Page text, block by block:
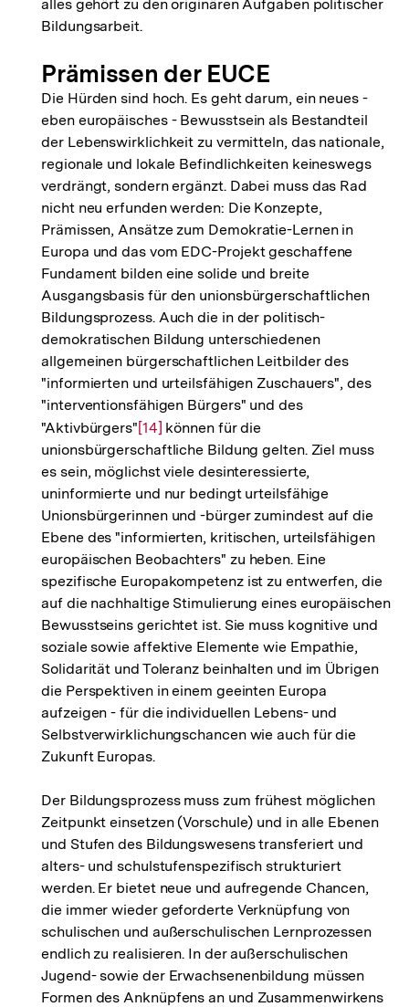
alles gehört zu den originären Aufgaben politischer
Bildungsarbeit.
Prämissen der EUCE
Die Hürden sind hoch. Es geht darum, ein neues -
eben europäisches - Bewusstsein als Bestandteil
der Lebenswirklichkeit zu vermitteln, das nationale,
regionale und lokale Befindlichkeiten keineswegs
verdrängt, sondern ergänzt. Dabei muss das Rad
nicht neu erfunden werden: Die Konzepte,
Prämissen, Ansätze zum Demokratie-Lernen in
Europa und das vom EDC-Projekt geschaffene
Fundament bilden eine solide und breite
Ausgangsbasis für den unionsbürgerschaftlichen
Bildungsprozess. Auch die in der politisch-
demokratischen Bildung unterschiedenen
allgemeinen bürgerschaftlichen Leitbilder des
"informierten und urteilsfähigen Zuschauers", des
"interventionsfähigen Bürgers" und des
"Aktivbürgers"Zur
Auflösung
der
Fußnote
[14] können für die
unionsbürgerschaftliche Bildung gelten. Ziel muss
es sein, möglichst viele desinteressierte,
uninformierte und nur bedingt urteilsfähige
Unionsbürgerinnen und -bürger zumindest auf die
Ebene des "informierten, kritischen, urteilsfähigen
europäischen Beobachters" zu heben. Eine
spezifische Europakompetenz ist zu entwerfen, die
auf die nachhaltige Stimulierung eines europäischen
Bewusstseins gerichtet ist. Sie muss kognitive und
soziale sowie affektive Elemente wie Empathie,
Solidarität und Toleranz beinhalten und im Übrigen
die Perspektiven in einem geeinten Europa
aufzeigen - für die individuellen Lebens- und
Selbstverwirklichungschancen wie auch für die
Zukunft Europas.
Der Bildungsprozess muss zum frühest möglichen
Zeitpunkt einsetzen (Vorschule) und in alle Ebenen
und Stufen des Bildungswesens transferiert und
alters- und schulstufenspezifisch strukturiert
werden. Er bietet neue und aufregende Chancen,
die immer wieder geforderte Verknüpfung von
schulischen und außerschulischen Lernprozessen
endlich zu realisieren. In der außerschulischen
Jugend- sowie der Erwachsenenbildung müssen
Formen des Anknüpfens an und Zusammenwirkens